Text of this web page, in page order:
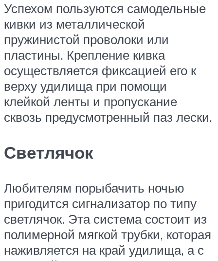
Успехом пользуются самодельные
кивки из металлической
пружинистой проволоки или
пластины. Крепление кивка
осуществляется фиксацией его к
верху удилища при помощи
клейкой ленты и пропускание
сквозь предусмотренный паз лески.
Светлячок
Любителям порыбачить ночью
пригодится сигнализатор по типу
светлячок. Эта система состоит из
полимерной мягкой трубки, которая
наживляется на край удилища, а с